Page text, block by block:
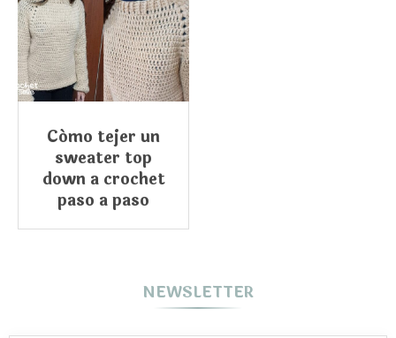
Cómo tejer un
sweater top
down a crochet
paso a paso
NEWSLETTER